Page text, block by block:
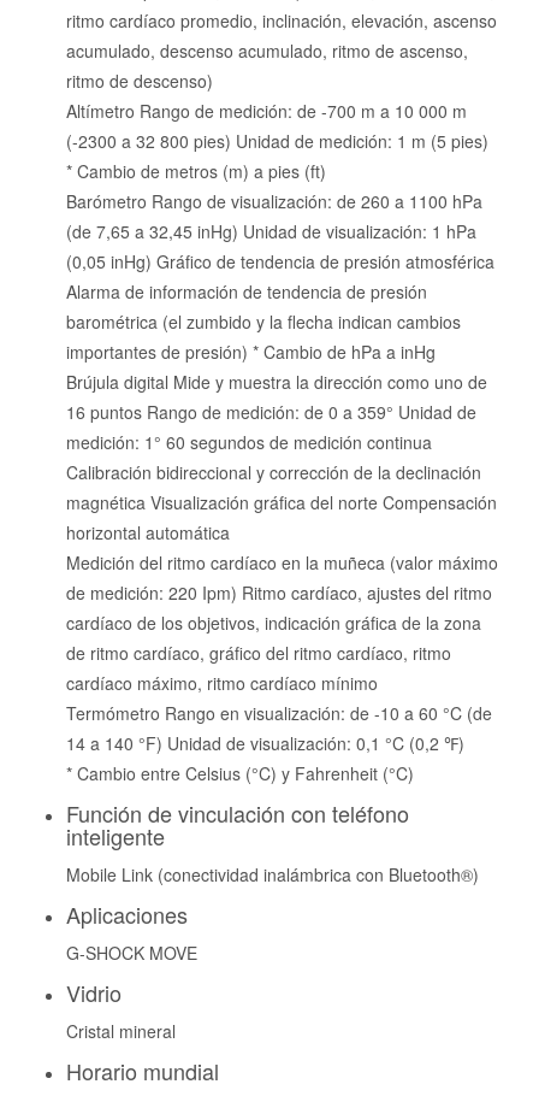
ritmo cardíaco promedio, inclinación, elevación, ascenso
acumulado, descenso acumulado, ritmo de ascenso,
ritmo de descenso)
Altímetro Rango de medición: de -700 m a 10 000 m
(-2300 a 32 800 pies) Unidad de medición: 1 m (5 pies)
* Cambio de metros (m) a pies (ft)
Barómetro Rango de visualización: de 260 a 1100 hPa
(de 7,65 a 32,45 inHg) Unidad de visualización: 1 hPa
(0,05 inHg) Gráfico de tendencia de presión atmosférica
Alarma de información de tendencia de presión
barométrica (el zumbido y la flecha indican cambios
importantes de presión) * Cambio de hPa a inHg
Brújula digital Mide y muestra la dirección como uno de
16 puntos Rango de medición: de 0 a 359° Unidad de
medición: 1° 60 segundos de medición continua
Calibración bidireccional y corrección de la declinación
magnética Visualización gráfica del norte Compensación
horizontal automática
Medición del ritmo cardíaco en la muñeca (valor máximo
de medición: 220 Ipm) Ritmo cardíaco, ajustes del ritmo
cardíaco de los objetivos, indicación gráfica de la zona
de ritmo cardíaco, gráfico del ritmo cardíaco, ritmo
cardíaco máximo, ritmo cardíaco mínimo
Termómetro Rango en visualización: de -10 a 60 °C (de
14 a 140 °F) Unidad de visualización: 0,1 °C (0,2 ℉)
* Cambio entre Celsius (°C) y Fahrenheit (°C)
Función de vinculación con teléfono
inteligente
Mobile Link (conectividad inalámbrica con Bluetooth®)
Aplicaciones
G-SHOCK MOVE
Vidrio
Cristal mineral
Horario mundial